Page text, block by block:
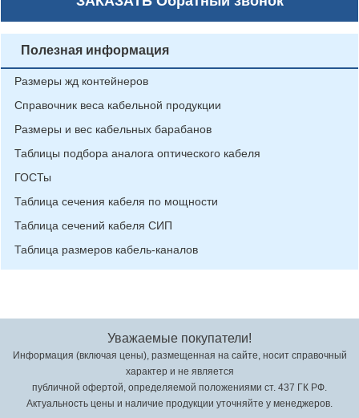
Полезная информация
Размеры жд контейнеров
Справочник веса кабельной продукции
Размеры и вес кабельных барабанов
Таблицы подбора аналога оптического кабеля
ГОСТы
Таблица сечения кабеля по мощности
Таблица сечений кабеля СИП
Таблица размеров кабель-каналов
Уважаемые покупатели!
Информация (включая цены), размещенная на сайте, носит справочный
характер и не является
публичной офертой, определяемой положениями ст. 437 ГК РФ.
Актуальность цены и наличие продукции уточняйте у менеджеров.